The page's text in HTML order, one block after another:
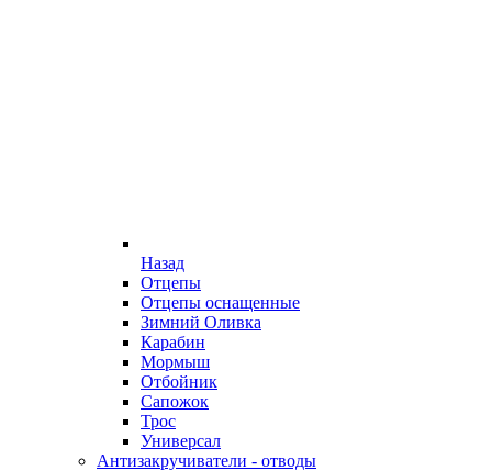
Назад
Отцепы
Отцепы оснащенные
Зимний Оливка
Карабин
Мормыш
Отбойник
Сапожок
Трос
Универсал
Антизакручиватели - отводы